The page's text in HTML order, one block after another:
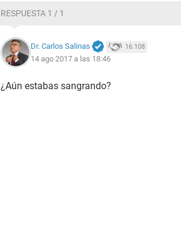
RESPUESTA 1 / 1
Dr. Carlos Salinas 16.108
14 ago 2017 a las 18:46
¿Aún estabas sangrando?